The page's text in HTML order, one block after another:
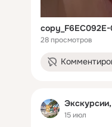
28 просмотров
15 июл